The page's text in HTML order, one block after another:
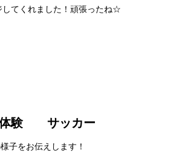
してくれました！頑張ったね☆
体験 サッカー
子をお伝えします！